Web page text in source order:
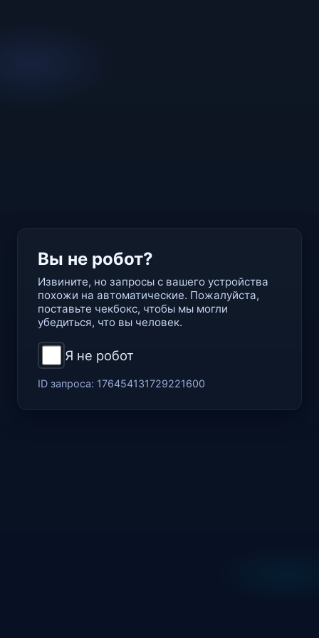
Вы не робот?
Извините, но запросы с вашего устройства
похожи на автоматические. Пожалуйста,
поставьте чекбокс, чтобы мы могли
убедиться, что вы человек.
Я не робот
ID запроса: 176454131729221600